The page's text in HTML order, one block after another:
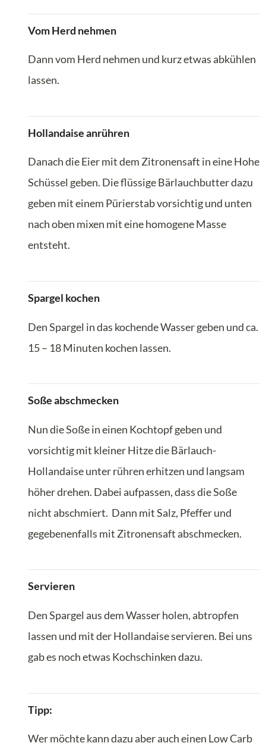
Vom Herd nehmen
Dann vom Herd nehmen und kurz etwas abkühlen
lassen.
Hollandaise anrühren
Danach die Eier mit dem Zitronensaft in eine Hohe
Schüssel geben. Die flüssige Bärlauchbutter dazu
geben mit einem Pürierstab vorsichtig und unten
nach oben mixen mit eine homogene Masse
entsteht.
Spargel kochen
Den Spargel in das kochende Wasser geben und ca.
15 – 18 Minuten kochen lassen.
Soße abschmecken
Nun die Soße in einen Kochtopf geben und
vorsichtig mit kleiner Hitze die Bärlauch-
Hollandaise unter rühren erhitzen und langsam
höher drehen. Dabei aufpassen, dass die Soße
nicht abschmiert. Dann mit Salz, Pfeffer und
gegebenenfalls mit Zitronensaft abschmecken.
Servieren
Den Spargel aus dem Wasser holen, abtropfen
lassen und mit der Hollandaise servieren. Bei uns
gab es noch etwas Kochschinken dazu.
Tipp:
Wer möchte kann dazu aber auch einen Low Carb